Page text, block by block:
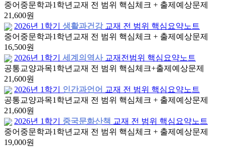
중어중문학과1학년 교재 전 범위 핵심체크 + 출제예상문제
21,600원
2026년 1학기
생활과건강 교재 전 범위 핵심요약노트
중어중문학과1학년 교재 전 범위 핵심체크 + 출제예상문제
16,500원
2026년 1학기
세계의역사 교재전범위 핵심요약노트
공통교양과목1학년 교재 전 범위 핵심체크+출제예상문제
21,600원
2026년 1학기
인간과언어 교재 전 범위 핵심요약노트
공통교양과목1학년 교재 전 범위 핵심체크 + 출제예상문제
21,600원
2026년 1학기
중국문화산책 교재 전 범위 핵심요약노트
중어중문학과1학년 교재 전 범위 핵심체크 + 출제예상문제
19,000원